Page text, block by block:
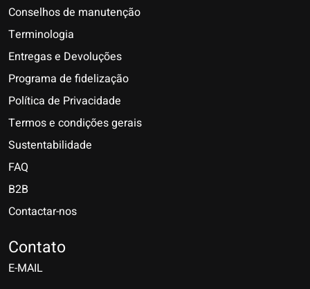
Conselhos de manutenção
Terminologia
Entregas e Devoluções
Programa de fidelização
Política de Privacidade
Termos e condições gerais
Sustentabilidade
FAQ
B2B
Contactar-nos
Contato
E-MAIL